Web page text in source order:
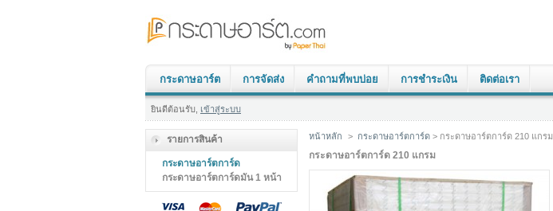
กระดาษอาร์ต การจัดส่ง คำถามที่พบบ่อย การชำระเงิน ติดต่อเรา
ยินดีต้อนรับ, เข้าสู่ระบบ
รายการสินค้า
กระดาษอาร์ตการ์ด
กระดาษอาร์ตการ์ดมัน 1 หน้า
หน้าหลัก > กระดาษอาร์ตการ์ด > กระดาษอาร์ตการ์ด 210 แกรม
กระดาษอาร์ตการ์ด 210 แกรม